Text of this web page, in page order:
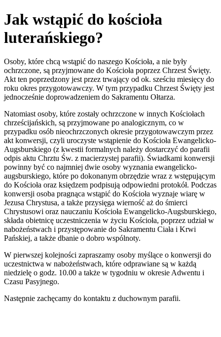
Jak wstąpić do kościoła
luterańskiego?
Osoby, które chcą wstąpić do naszego Kościoła, a nie były
ochrzczone, są przyjmowane do Kościoła poprzez Chrzest Święty.
Akt ten poprzedzony jest przez trwający od ok. sześciu miesięcy do
roku okres przygotowawczy. W tym przypadku Chrzest Święty jest
jednocześnie doprowadzeniem do Sakramentu Ołtarza.
Natomiast osoby, które zostały ochrzczone w innych Kościołach
chrześcijańskich, są przyjmowane po analogicznym, co w
przypadku osób nieochrzczonych okresie przygotowawczym przez
akt konwersji, czyli uroczyste wstąpienie do Kościoła Ewangelicko-
Augsburskiego (z kwestii formalnych należy dostarczyć do parafii
odpis aktu Chrztu Św. z macierzystej parafii). Świadkami konwersji
powinny być co najmniej dwie osoby wyznania ewangelicko-
augsburskiego, które po dokonanym obrzędzie wraz z wstępującym
do Kościoła oraz księdzem podpisują odpowiedni protokół. Podczas
konwersji osoba pragnąca wstąpić do Kościoła wyznaje wiarę w
Jezusa Chrystusa, a także przysięga wierność aż do śmierci
Chrystusowi oraz nauczaniu Kościoła Ewangelicko-Augsburskiego,
składa obietnicę uczestniczenia w życiu Kościoła, poprzez udział w
nabożeństwach i przystępowanie do Sakramentu Ciała i Krwi
Pańskiej, a także dbanie o dobro wspólnoty.
W pierwszej kolejności zapraszamy osoby myślące o konwersji do
uczestnictwa w nabożeństwach, które odprawiane są w każdą
niedzielę o godz. 10.00 a także w tygodniu w okresie Adwentu i
Czasu Pasyjnego.
Następnie zachęcamy do kontaktu z duchownym parafii.